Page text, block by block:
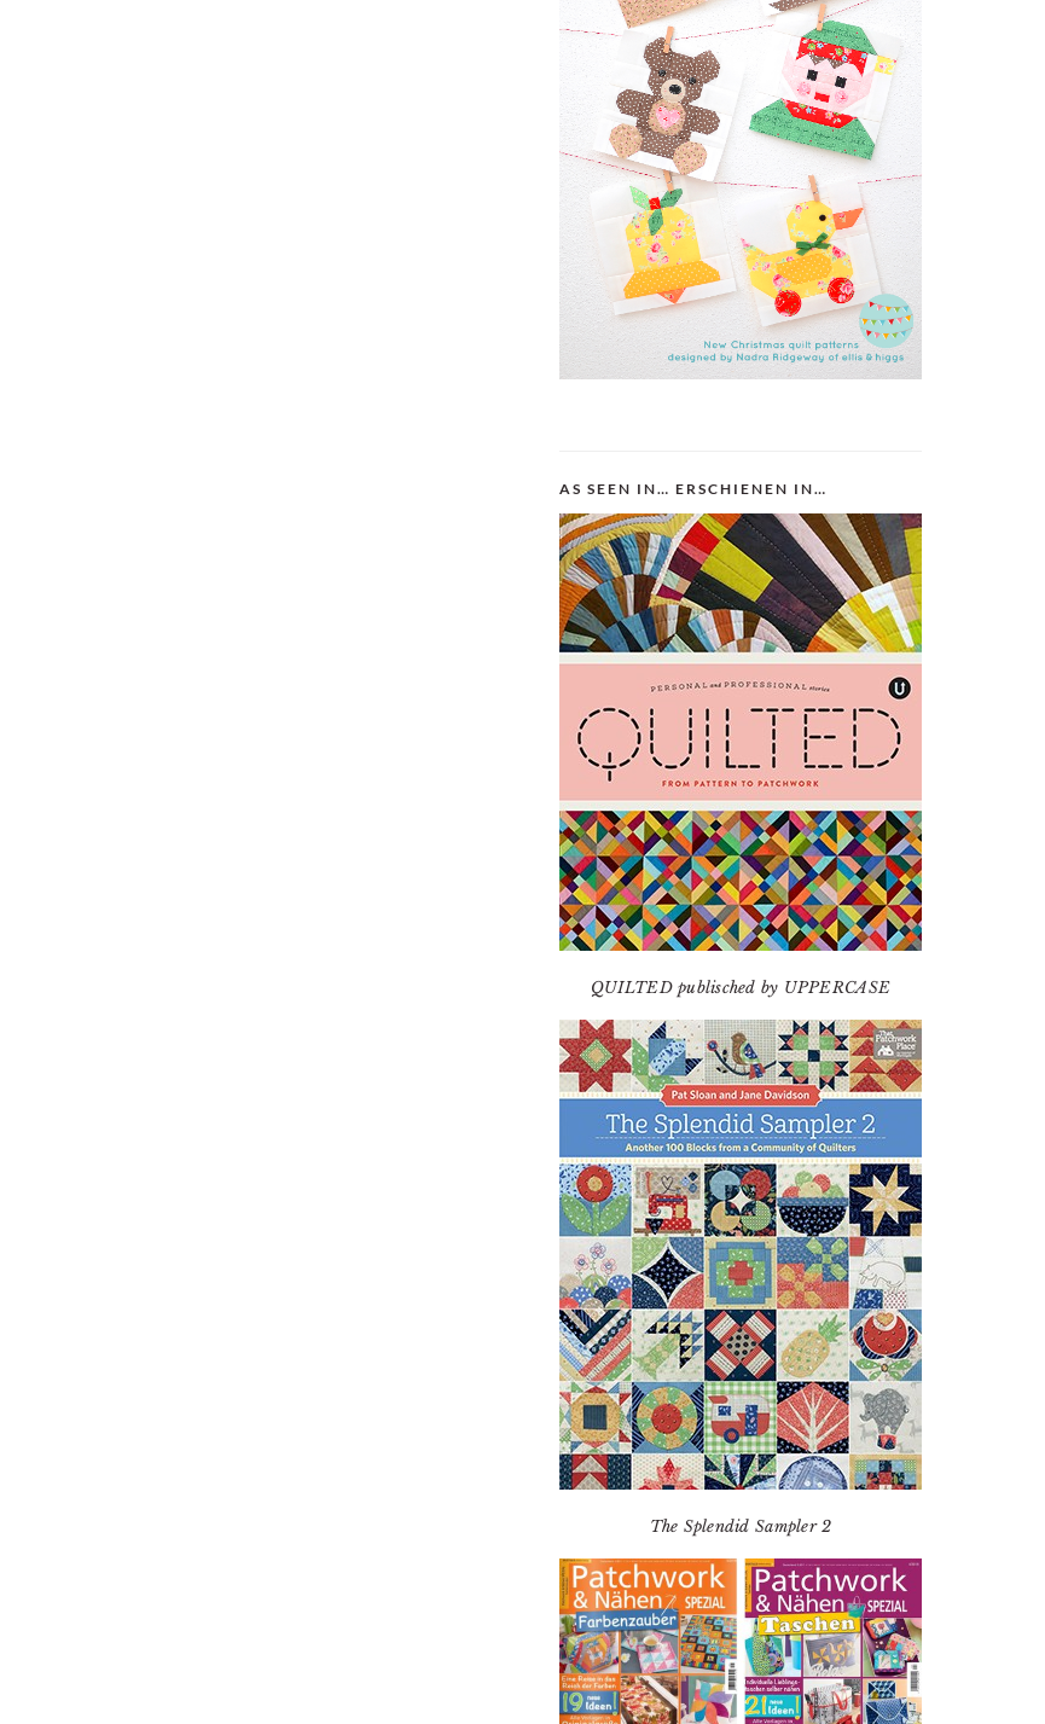
AS SEEN IN… ERSCHIENEN IN…
QUILTED publisched by UPPERCASE
The Splendid Sampler 2